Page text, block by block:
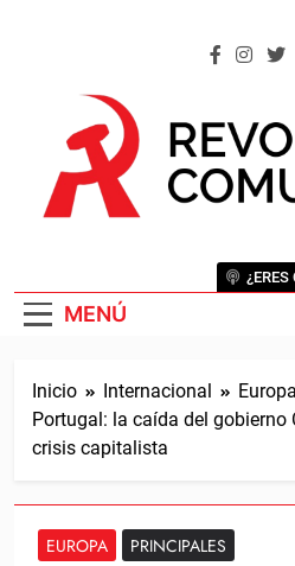
MENÚ
¿ERES
Inicio Internacional
Europa
Portugal: la caída del gobierno
crisis capitalista
EUROPA PRINCIPALES